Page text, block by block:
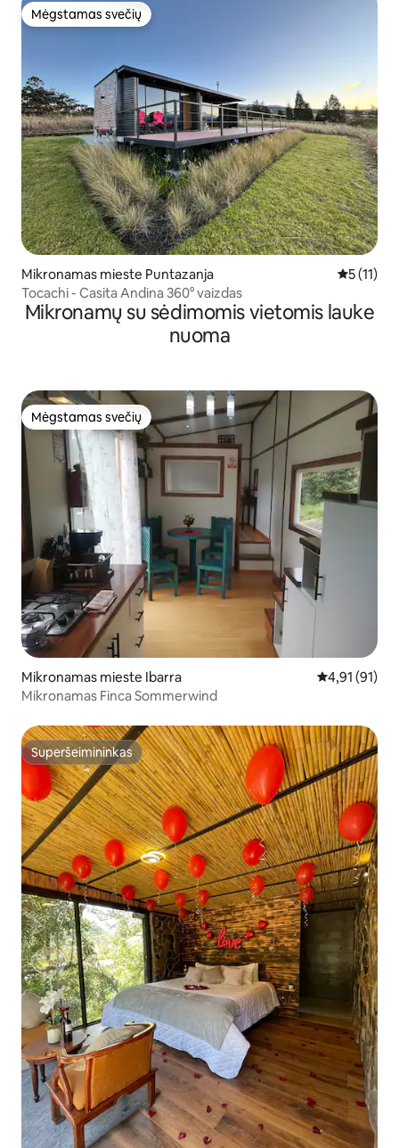
Mėgstamas svečių
Mėgstamas svečių
Mikronamas mieste Puntazanja Vidutinis
5 (11)
Tocachi - Casita Andina 360° vaizdas
Mikronamų su sėdimomis vietomis lauke
nuoma
Mėgstamas svečių
Mėgstamas svečių
Mikronamas mieste Ibarra Vidutinis
4,91 (91)
Mikronamas Finca Sommerwind
Superšeimininkas
Superšeimininkas